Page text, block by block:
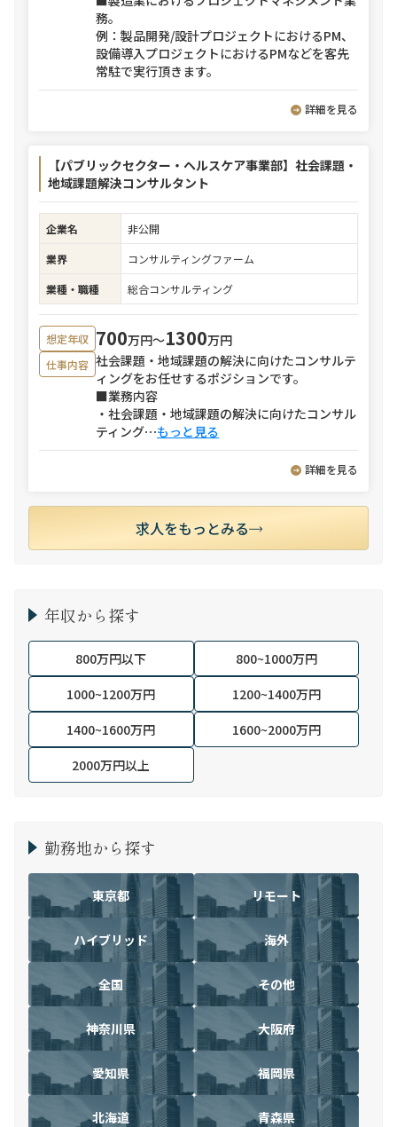
務。
例：製品開発/設計プロジェクトにおけるPM、
設備導入プロジェクトにおけるPMなどを客先
常駐で実行頂きます。
詳細を見る
【パブリックセクター・ヘルスケア事業部】社会課題・
地域課題解決コンサルタント
企業名
非公開
業界
コンサルティングファーム
業種・職種
総合コンサルティング
想定年収 700万円〜1300万円
仕事内容 社会課題・地域課題の解決に向けたコンサルテ
ィングをお任せするポジションです。
■業務内容
・社会課題・地域課題の解決に向けたコンサル
ティング⋯もっと見る
詳細を見る
求人をもっとみる
年収から探す
800万円以下
800~1000万円
1000~1200万円
1200~1400万円
1400~1600万円
1600~2000万円
2000万円以上
勤務地から探す
東京都 リモート
ハイブリッド 海外
全国 その他
神奈川県 大阪府
愛知県 福岡県
北海道 青森県